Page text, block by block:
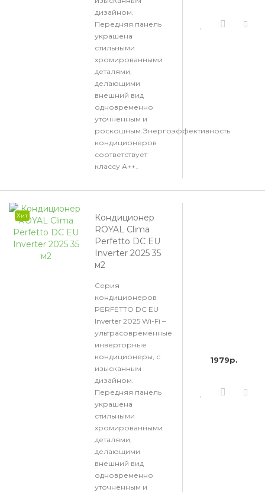
дизайном.
Передняя панель
украшена
стильными
хромированными
деталями,
делающими
внешний вид
одновременно
уточненным и
роскошным.Энергоэффективность
кондиционеров
соответствует
классу А++..
Хит
Кондиционер
ROYAL Clima
Perfetto DC EU
Inverter 2025 35
м2
Серия
кондиционеров
PERFETTO DC EU
Inverter 2025 Wi-Fi –
ультрасовременные
инверторные
кондиционеры, с
изысканным
дизайном.
Передняя панель
украшена
стильными
хромированными
деталями,
делающими
внешний вид
одновременно
уточненным и
1979р.